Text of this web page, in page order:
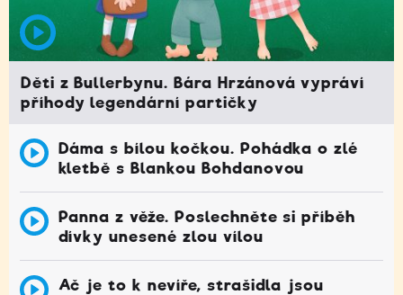
Děti z Bullerbynu. Bára Hrzánová vypráví
příhody legendární partičky
Dáma s bílou kočkou. Pohádka o zlé
kletbě s Blankou Bohdanovou
Panna z věže. Poslechněte si příběh
dívky unesené zlou vílou
Ač je to k nevíře, strašidla jsou